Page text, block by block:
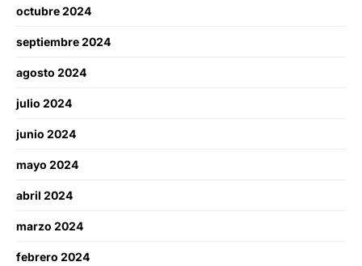
octubre 2024
septiembre 2024
agosto 2024
julio 2024
junio 2024
mayo 2024
abril 2024
marzo 2024
febrero 2024